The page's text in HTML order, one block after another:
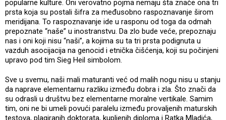
popularne kulture. Oni verovatno pojma nemaju šta znače ona tri
prsta koja su postali šifra za međusobno raspoznavanje širom
meridijana. To raspoznavanje ide u rasponu od toga da odmah
prepoznate “naše” u inostranstvu. Da zlo bude veće, prepoznaju
nas i oni koji nisu “naši”, a kojima su ta tri prsta podignuta u
vazduh asocijacija na genocid i etnička čišćenja, koji su počinjeni
upravo pod tim Sieg Heil simbolom.
Sve u svemu, naši mali maturanti već od malih nogu nisu u stanju
da naprave elementarnu razliku između dobra i zla. Što znači da
su odrasli u društvu bez elementarne moralne vertikale. Samim
tim, oni ne bi umeli povući paralelu između provaljenih maturskih
testova, plagiranih doktorata, kupljenih diploma i Ratka Mladića,